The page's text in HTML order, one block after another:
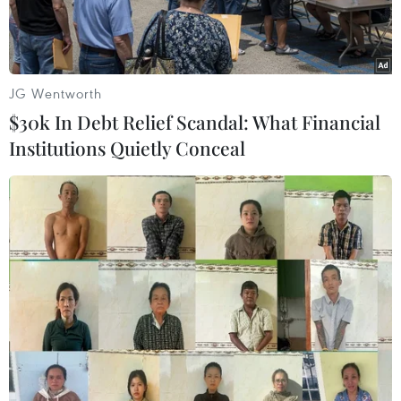
Địa điểm xảy ra trận động đất ở Vanuatu. (Nguồn: USGS)
Ngày 7/12, một trận động đất có độ lớn 7,3 đã
xảy ra tại vùng quần đảo Vanuatu, Mỹ.
Chấn tiêu ở độ sâu 10 km.
JG Wentworth
$30k In Debt Relief Scandal: What Financial
Institutions Quietly Conceal